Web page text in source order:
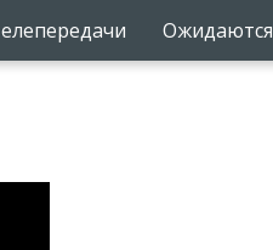
Ожидаются